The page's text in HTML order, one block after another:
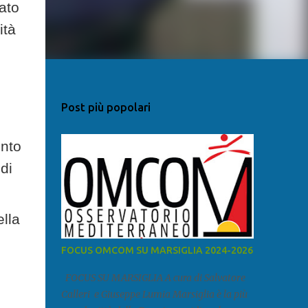
Post più popolari
FOCUS OMCOM SU MARSIGLIA 2024-2026
FOCUS SU MARSIGLIA A cura di Salvatore
Calleri e Giuseppe Lumia Marsiglia è la più